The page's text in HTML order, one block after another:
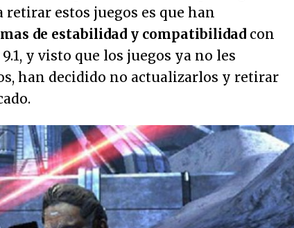
retirar estos juegos es que han
de estabilidad y compatibilidad con
y visto que los juegos ya no les
han decidido no actualizarlos y retirar